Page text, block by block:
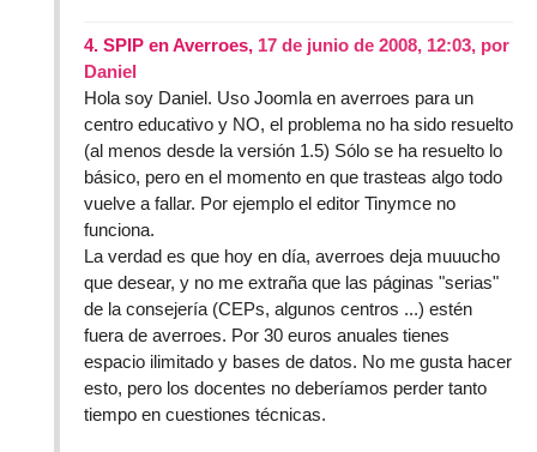
4. SPIP en Averroes, 17 de junio de 2008, 12:03, por
Daniel
Hola soy Daniel. Uso Joomla en averroes para un
centro educativo y NO, el problema no ha sido resuelto
(al menos desde la versión 1.5) Sólo se ha resuelto lo
básico, pero en el momento en que trasteas algo todo
vuelve a fallar. Por ejemplo el editor Tinymce no
funciona.
La verdad es que hoy en día, averroes deja muuucho
que desear, y no me extraña que las páginas "serias"
de la consejería (CEPs, algunos centros ...) estén
fuera de averroes. Por 30 euros anuales tienes
espacio ilimitado y bases de datos. No me gusta hacer
esto, pero los docentes no deberíamos perder tanto
tiempo en cuestiones técnicas.